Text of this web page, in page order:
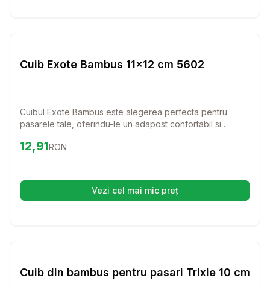
Cuiburi Pasari
Cuib Exote Bambus 11x12 cm 5602
Cuibul Exote Bambus este alegerea perfecta pentru
pasarele tale, oferindu-le un adapost confortabil si
pentru a le oferi un loc sigur si placut in care sa se simta
Preț:12.91
12,91RON
Vezi cel mai mic preț(se deschide într-o filă nouă)
Cuiburi Pasari
Cuib din bambus pentru pasari Trixie 10 cm